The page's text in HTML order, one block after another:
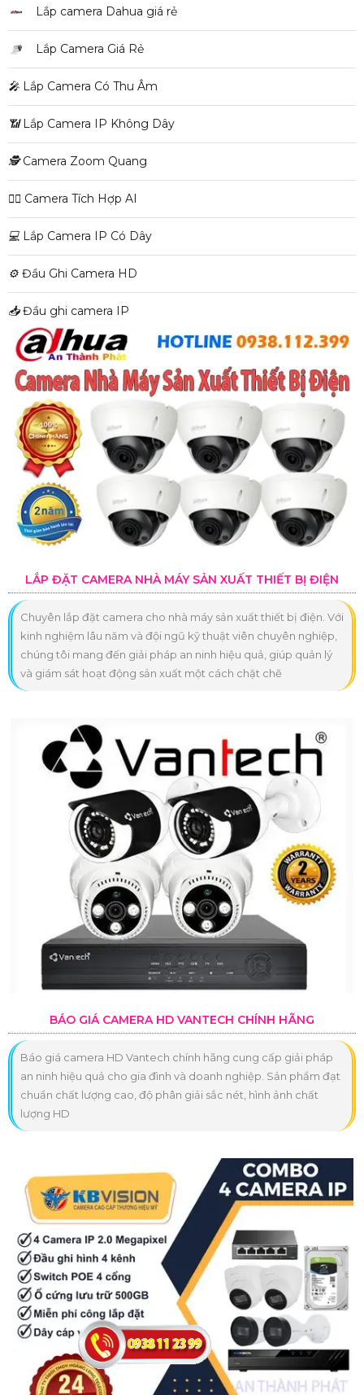
Lắp camera Dahua giá rẻ
Lắp Camera Giá Rẻ
️🎤️ Lắp Camera Có Thu Âm
📶 Lắp Camera IP Không Dây
🕵️Camera Zoom Quang
🧛‍♀️ Camera Tích Hợp AI
💻 Lắp Camera IP Có Dây
⚙️ Đầu Ghi Camera HD
📥Đầu ghi camera IP
LẮP ĐẶT CAMERA NHÀ MÁY SẢN XUẤT THIẾT BỊ ĐIỆN
Chuyên lắp đặt camera cho nhà máy sản xuất thiết bị điện. Với
kinh nghiệm lâu năm và đội ngũ kỹ thuật viên chuyên nghiệp,
chúng tôi mang đến giải pháp an ninh hiệu quả, giúp quản lý
và giám sát hoạt động sản xuất một cách chặt chẽ
BÁO GIÁ CAMERA HD VANTECH CHÍNH HÃNG
Báo giá camera HD Vantech chính hãng cung cấp giải pháp
an ninh hiệu quả cho gia đình và doanh nghiệp. Sản phẩm đạt
chuẩn chất lượng cao, độ phân giải sắc nét, hình ảnh chất
lượng HD